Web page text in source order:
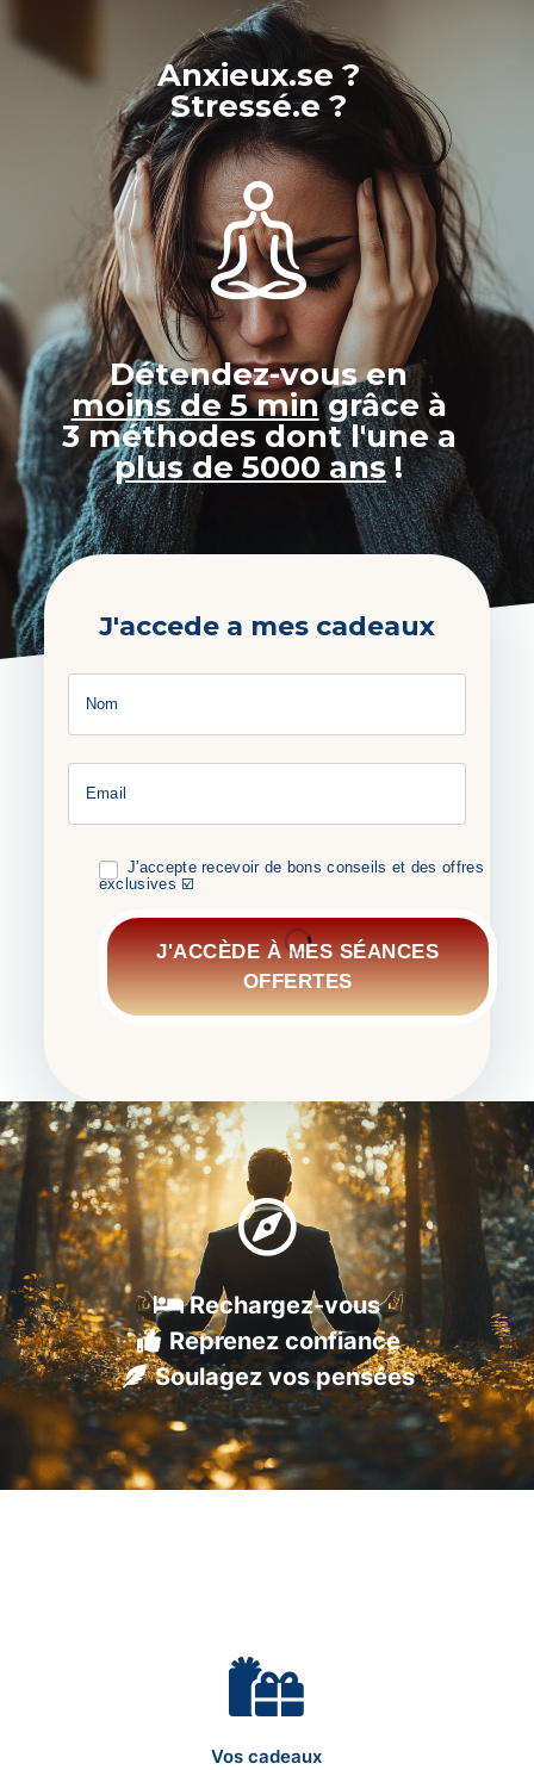
Anxieux.se ?
Stressé.e ?
Détendez-vousen
moins de 5 mingrâce à
3 méthodes dont l'une a
plus de 5000 ans !
J'accede a mes cadeaux
Nom
Email
J'accepte recevoir de bons conseils et des offres
exclusives ☑️
J'ACCÈDE À MES SÉANCES
OFFERTES
Rechargez-vous
Reprenez confiance
Soulagez vos pensées
Vos cadeaux